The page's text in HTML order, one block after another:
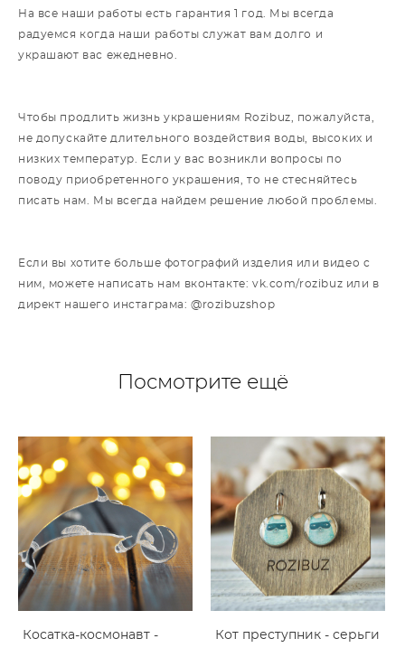
На все наши работы есть гарантия 1 год. Мы всегда
радуемся когда наши работы служат вам долго и
украшают вас ежедневно.
Чтобы продлить жизнь украшениям Rozibuz, пожалуйста,
не допускайте длительного воздействия воды, высоких и
низких температур. Если у вас возникли вопросы по
поводу приобретенного украшения, то не стесняйтесь
писать нам. Мы всегда найдем решение любой проблемы.
Если вы хотите больше фотографий изделия или видео с
ним, можете написать нам вконтакте: vk.com/rozibuz или в
директ нашего инстаграма: @rozibuzshop
Посмотрите ещё
Косатка-космонавт -
Кот преступник - серьги